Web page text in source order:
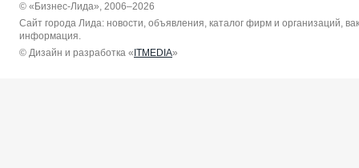
© «Бизнес-Лида», 2006–2026
Сайт города Лида: новости, объявления, каталог фирм и организаций,
информация.
© Дизайн и разработка « ITMEDIA»